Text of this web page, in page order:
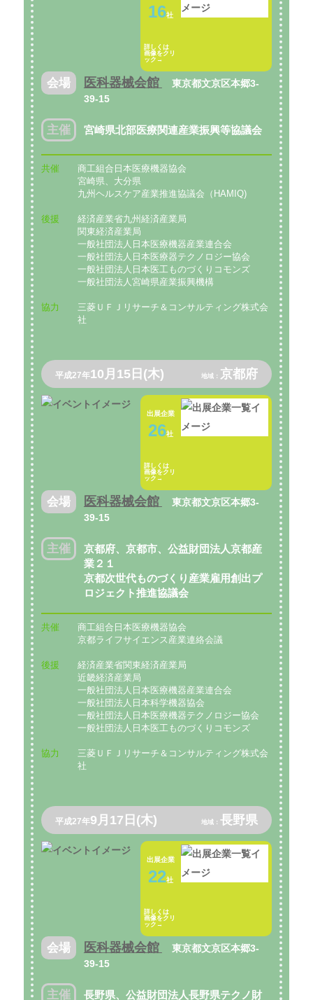
16社
詳しくは
画像をクリ
ック→
会場 医科器械会館
東京都文京区本郷3-
39-15
主催 宮崎県北部医療関連産業振興等協議会
共催
商工組合日本医療機器協会
宮崎県、大分県
九州ヘルスケア産業推進協議会（HAMIQ)
後援
経済産業省九州経済産業局
関東経済産業局
一般社団法人日本医療機器産業連合会
一般社団法人日本医療器テクノロジー協会
一般社団法人日本医工ものづくりコモンズ
一般社団法人宮崎県産業振興機構
協力
三菱ＵＦＪリサーチ＆コンサルティング株式会
社
平成27年10月15日(木) 地域： 京都府
出展企業
26社
詳しくは
画像をクリ
ック→
会場 医科器械会館
東京都文京区本郷3-
39-15
主催
京都府、京都市、公益財団法人京都産
業２１
京都次世代ものづくり産業雇用創出プ
ロジェクト推進協議会
共催
商工組合日本医療機器協会
京都ライフサイエンス産業連絡会議
後援
経済産業省関東経済産業局
近畿経済産業局
一般社団法人日本医療機器産業連合会
一般社団法人日本科学機器協会
一般社団法人日本医療機器テクノロジー協会
一般社団法人日本医工ものづくりコモンズ
協力
三菱ＵＦＪリサーチ＆コンサルティング株式会
社
平成27年9月17日(木) 地域：長野県
出展企業
22社
詳しくは
画像をクリ
ック→
会場 医科器械会館
東京都文京区本郷3-
39-15
主催 長野県、公益財団法人長野県テクノ財